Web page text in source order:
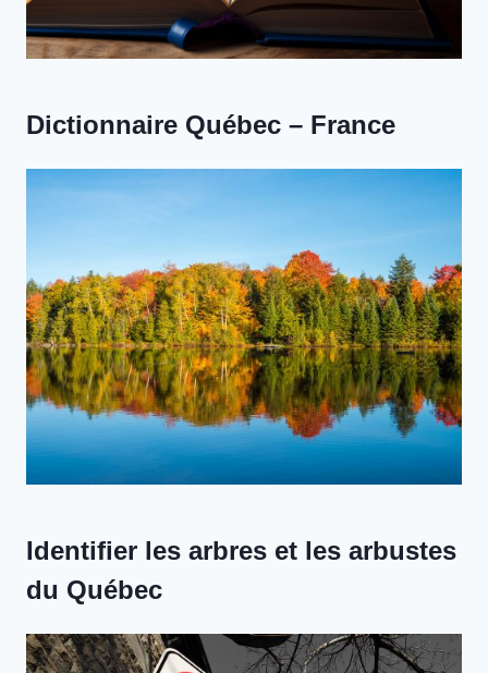
Dictionnaire Québec – France
Identifier les arbres et les arbustes
du Québec